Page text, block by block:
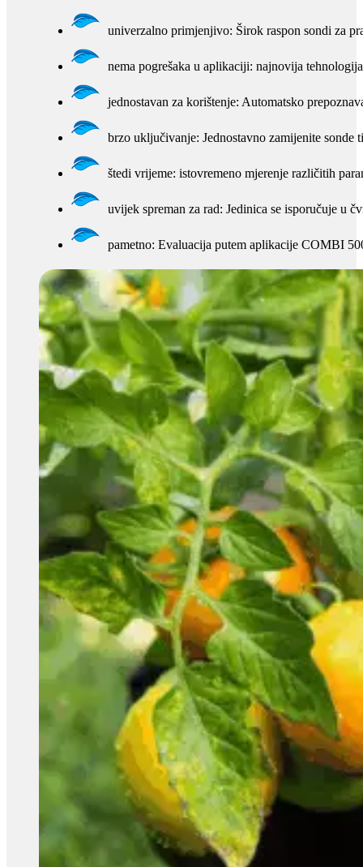
univerzalno primjenjivo: Širok raspon sondi za
nema pogrešaka u aplikaciji: najnovija
jednostavan za korištenje: Automatsko
brzo uključivanje: Jednostavno zamijenite sonde
štedi vrijeme: istovremeno mjerenje različitih
uvijek spreman za rad: Jedinica se isporučuje u
pametno: Evaluacija putem aplikacije COMBI